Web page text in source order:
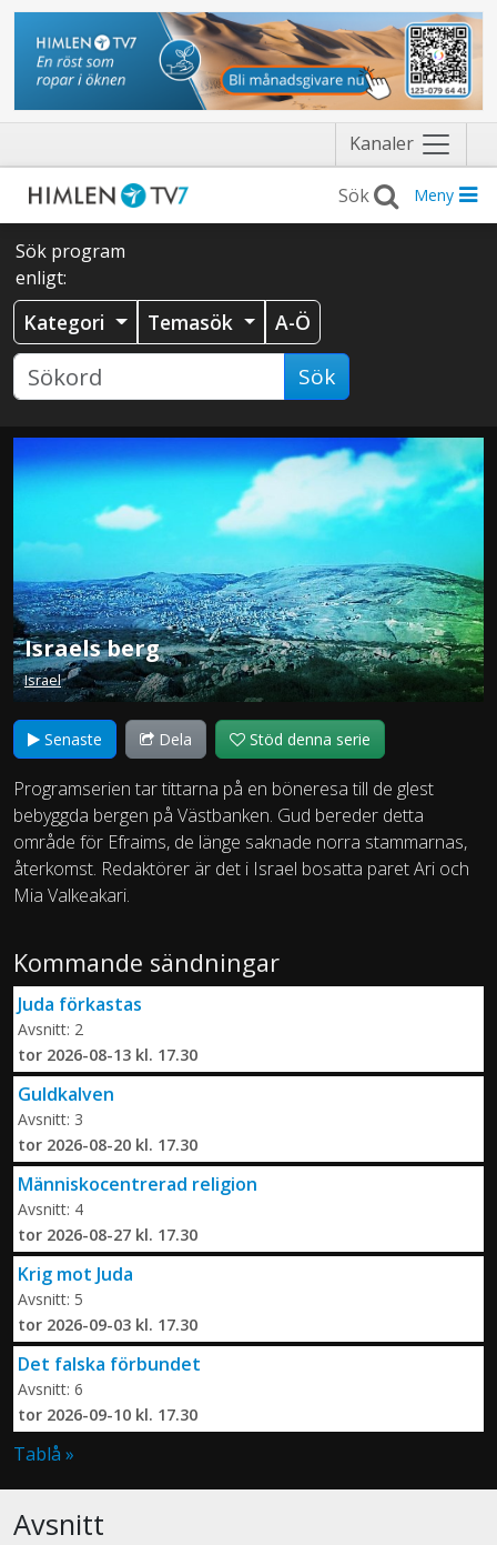
Kanaler Näytä
valikko
Meny
Sök program
enligt:
Kategori Temasök A-Ö
Sök
Israels berg
Israel
Senaste Dela Stöd denna serie
Programserien tar tittarna på en böneresa till de glest
bebyggda bergen på Västbanken. Gud bereder detta
område för Efraims, de länge saknade norra stammarnas,
återkomst. Redaktörer är det i Israel bosatta paret Ari och
Mia Valkeakari.
Kommande sändningar
Juda förkastas
Avsnitt: 2
tor 2026-08-13 kl. 17.30
Guldkalven
Avsnitt: 3
tor 2026-08-20 kl. 17.30
Människocentrerad religion
Avsnitt: 4
tor 2026-08-27 kl. 17.30
Krig mot Juda
Avsnitt: 5
tor 2026-09-03 kl. 17.30
Det falska förbundet
Avsnitt: 6
tor 2026-09-10 kl. 17.30
Tablå »
Avsnitt